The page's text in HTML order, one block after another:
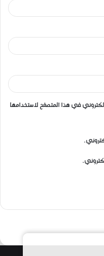
في هذا المتصفح لاستخدامها